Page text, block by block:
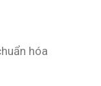
hóa